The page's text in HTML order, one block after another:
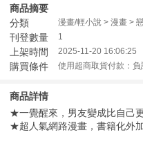
商品摘要
分類
漫畫/輕小說 > 漫畫 >
刊登數量 1
上架時間 2025-11-20 16:06:25
購買條件 使用超商取貨付款：
商品詳情
★一覺醒來，男友變成比自己
★超人氣網路漫畫，書籍化外